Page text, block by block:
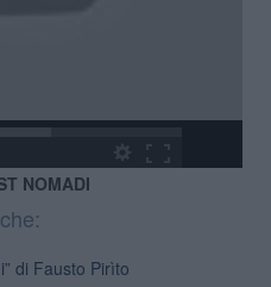
NOMADI
di Fausto Pirìto